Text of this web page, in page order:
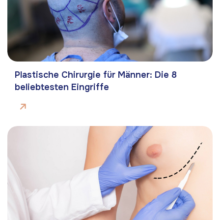
Plastische Chirurgie für Männer: Die 8
beliebtesten Eingriffe